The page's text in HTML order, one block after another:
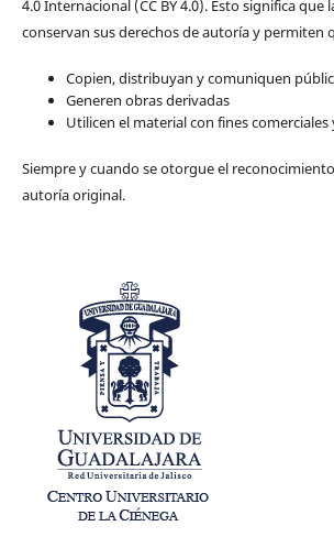
4.0 Internacional (CC BY 4.0). Esto significa que
conservan sus derechos de autoría y permiten
Copien, distribuyan y comuniquen
Generen obras derivadas
Utilicen el material con fines comerciales
Siempre y cuando se otorgue el
autoría original.